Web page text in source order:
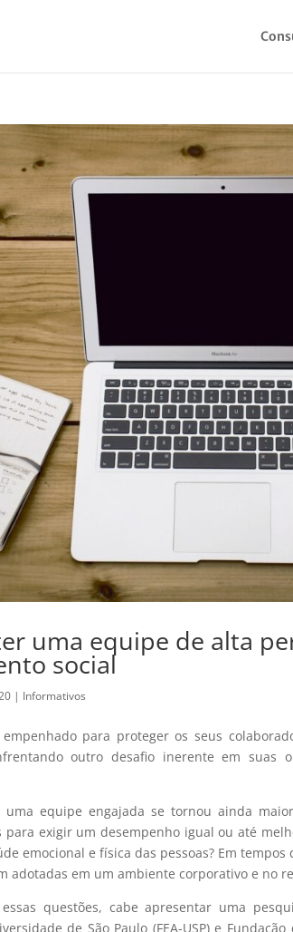
uma equipe de alta
social
| Informativos
para proteger os seus
outro desafio inerente em suas
equipe engajada se tornou ainda
para exigir um desempenho igual ou até
emocional e física das pessoas? Em
adotadas em um ambiente corporativo e no
questões, cabe apresentar uma
de São Paulo (FEA-USP) e